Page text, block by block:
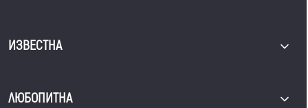
ИЗВЕСТНА
ЛЮБОПИТНА